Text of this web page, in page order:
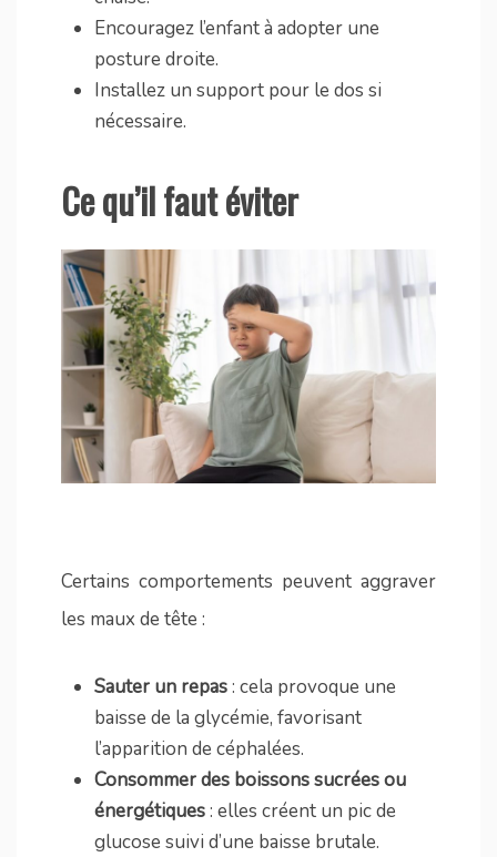
Encouragez l’enfant à adopter une
posture droite.
Installez un support pour le dos si
nécessaire.
Ce qu’il faut éviter
Certains comportements peuvent aggraver
les maux de tête :
Sauter un repas: cela provoque une
baisse de la glycémie, favorisant
l’apparition de céphalées.
Consommer des boissons sucrées ou
énergétiques: elles créent un pic de
glucose suivi d’une baisse brutale.